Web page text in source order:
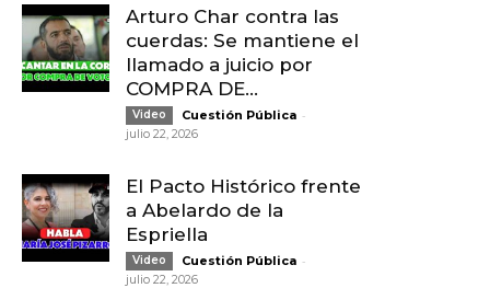
Arturo Char contra las
cuerdas: Se mantiene el
llamado a juicio por
COMPRA DE...
Video Cuestión Pública -
julio 22, 2026
El Pacto Histórico frente
a Abelardo de la
Espriella
Video Cuestión Pública -
julio 22, 2026